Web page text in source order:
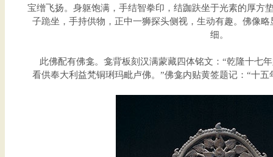
宝缯飞扬。身躯饱满，手结智拳印，结跏趺坐于光素的厚方
子跪坐，手持供物，正中一狮探头侧视，生动有趣。佛像
细。
此佛配有佛龛。龛背板刻汉满蒙藏四体铭文：“乾隆十七
看供奉大利益梵铜琍玛毗卢佛。”佛龛内贴黄签题记：“十